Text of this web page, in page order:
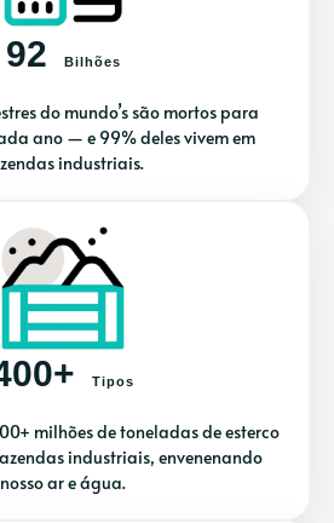
92 Bilhões
do mundo’s são mortos para
ano — e 99% deles vivem em
industriais.
Tipos
milhões de toneladas de esterco
industriais, envenenando
nosso ar e água.